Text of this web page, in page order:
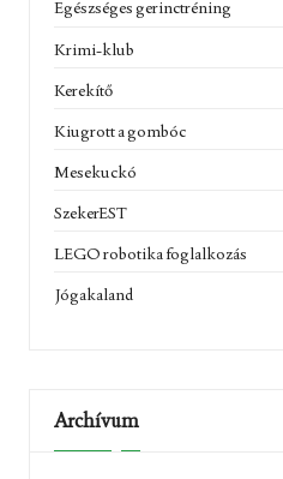
Egészséges gerinctréning
Krimi-klub
Kerekítő
Kiugrott a gombóc
Mesekuckó
SzekerEST
LEGO robotika foglalkozás
Jógakaland
Archívum